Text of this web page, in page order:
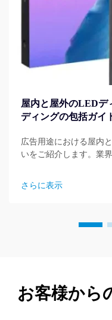
屋内と屋外のLEDデ
ディングの包括ガイ
広告用途における屋内
いをご紹介します。業
さらに表示
お客様から